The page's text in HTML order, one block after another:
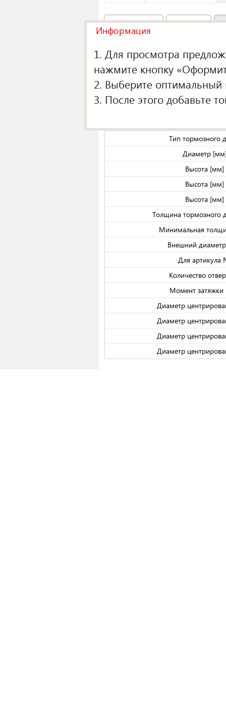
Аналоги(49)
О производителе
Тип тормозного
Тип тормозного
Диаметр
Высота [мм]
Высота [мм]
Высота [мм]
Толщина тормозного
Минимальная
Внешний
Для
Количество
Момент
Диаметр
Диаметр
Диаметр
Диаметр
Информация
1. Для просмотра
нажмите кнопку
2. Выберите оптимальный
3. После этого добавьте